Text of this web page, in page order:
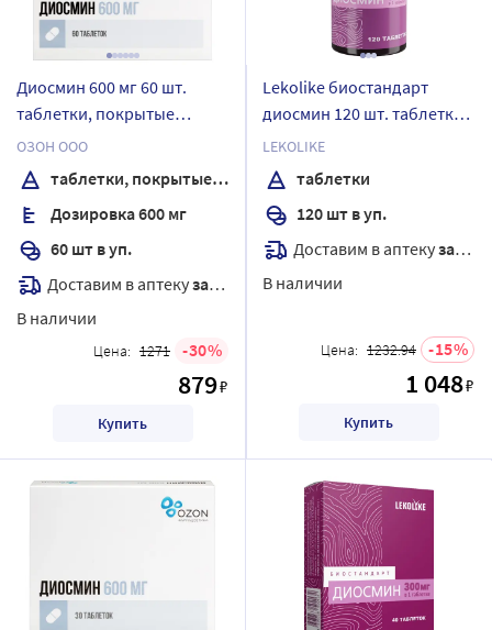
Диосмин 600 мг 60 шт.
таблетки, покрытые
пленочной оболочкой
ОЗОН ООО
таблетки, покрытые пленочной оболочкой
Дозировка 600 мг
60 шт в уп.
Доставим в аптекузавтра
В наличии
Цена: 1271 30
879₽
Купить
Lekolike биостандарт
диосмин 120 шт. таблетки
массой 550 мг
LEKOLIKE
таблетки
120 шт в уп.
Доставим в аптекузавтра
В наличии
Цена: 1232.94 15
1 048₽
Купить